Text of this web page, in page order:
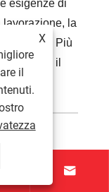
esigenze di
lavorazione, la
Più
sarà il
determinate

X
il